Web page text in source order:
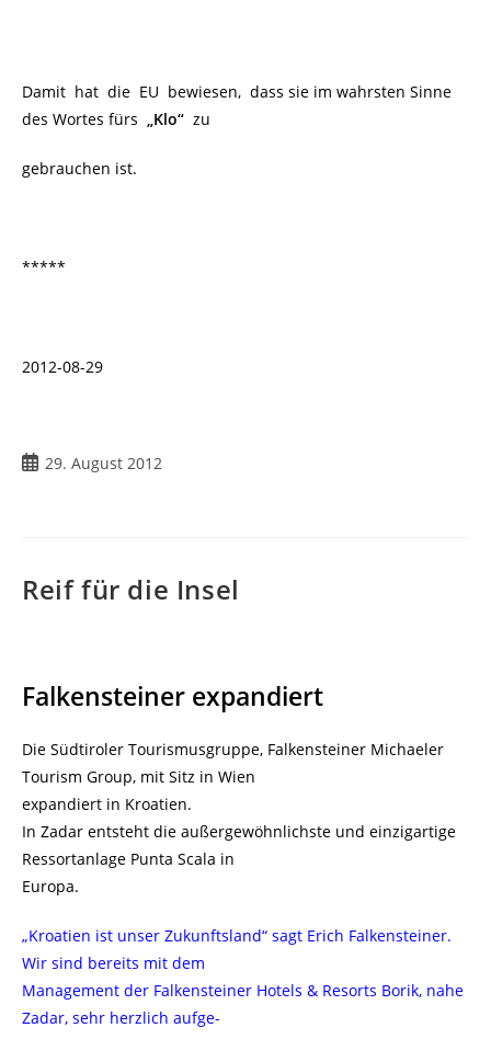
Damit hat die EU bewiesen, dass sie im wahrsten Sinne
des Wortes fürs „Klo“ zu
gebrauchen ist.
*****
2012-08-29
Beitrag
29. August 2012
Reif für die Insel
Falkensteiner expandiert
Die Südtiroler Tourismusgruppe, Falkensteiner Michaeler
Tourism Group, mit Sitz in Wien
expandiert in Kroatien.
In Zadar entsteht die außergewöhnlichste und einzigartige
Ressortanlage Punta Scala in
Europa.
„Kroatien ist unser Zukunftsland“ sagt Erich Falkensteiner.
Wir sind bereits mit dem
Management der Falkensteiner Hotels & Resorts Borik, nahe
Zadar, sehr herzlich aufge-